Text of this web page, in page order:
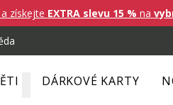
získejte EXTRA slevu 15 % na
DÁRKOVÉ KARTY